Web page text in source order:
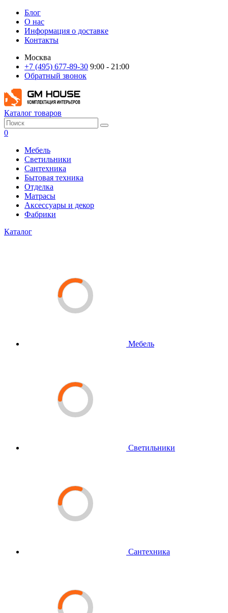
Блог
О нас
Информация о доставке
Контакты
Москва
+7 (495) 677-89-30 9:00 - 21:00
Обратный звонок
Каталог товаров
0
Мебель
Светильники
Сантехника
Бытовая техника
Отделка
Матрасы
Аксессуары и декор
Фабрики
Каталог
Мебель
Светильники
Сантехника